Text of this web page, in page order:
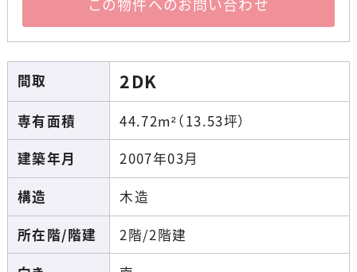
この物件へのお問い合わせ
間取 2DK
専有面積
44.72m²（13.53坪）
建築年月
2007年03月
構造
木造
所在階/階建
2階/2階建